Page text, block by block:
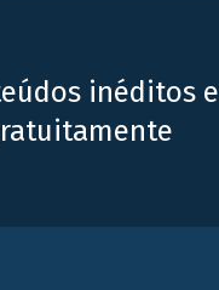
inéditos e